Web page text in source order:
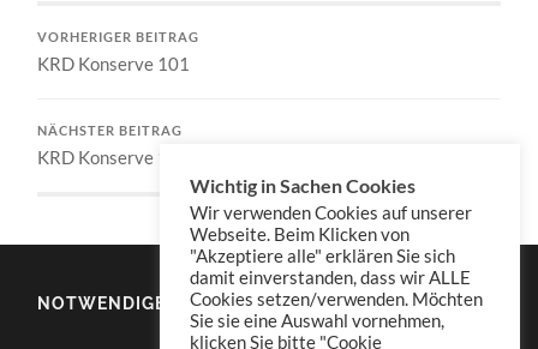
VORHERIGER BEITRAG
KRD Konserve 101
NÄCHSTER BEITRAG
KRD Konserve 103
NOTWENDIGES
Wichtig in Sachen Cookies
Wir verwenden Cookies auf unserer
Webseite. Beim Klicken von
"Akzeptiere alle" erklären Sie sich
damit einverstanden, dass wir ALLE
Cookies setzen/verwenden. Möchten
Sie sie eine Auswahl vornehmen,
klicken Sie bitte "Cookie